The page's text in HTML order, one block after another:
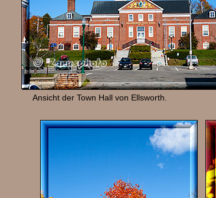
Ansicht der Town Hall von Ellsworth.